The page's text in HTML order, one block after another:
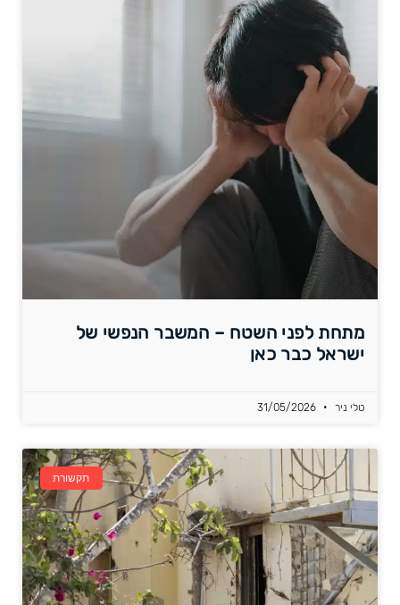
מתחת לפני השטח – המשבר הנפשי של
ישראל כבר כאן
טלי ניר
תקשורת